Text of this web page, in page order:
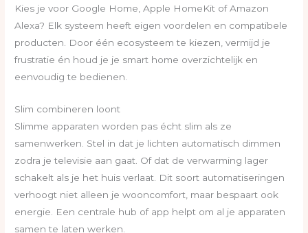
Kies je voor Google Home, Apple HomeKit of Amazon
Alexa? Elk systeem heeft eigen voordelen en compatibele
producten. Door één ecosysteem te kiezen, vermijd je
frustratie én houd je je smart home overzichtelijk en
eenvoudig te bedienen.
Slim combineren loont
Slimme apparaten worden pas écht slim als ze
samenwerken. Stel in dat je lichten automatisch dimmen
zodra je televisie aan gaat. Of dat de verwarming lager
schakelt als je het huis verlaat. Dit soort automatiseringen
verhoogt niet alleen je wooncomfort, maar bespaart ook
energie. Een centrale hub of app helpt om al je apparaten
samen te laten werken.